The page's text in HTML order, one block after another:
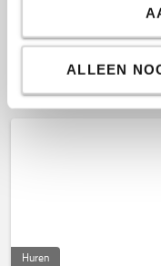
ALLEEN
Van Aarsen
Handpalletwagens,
Huren